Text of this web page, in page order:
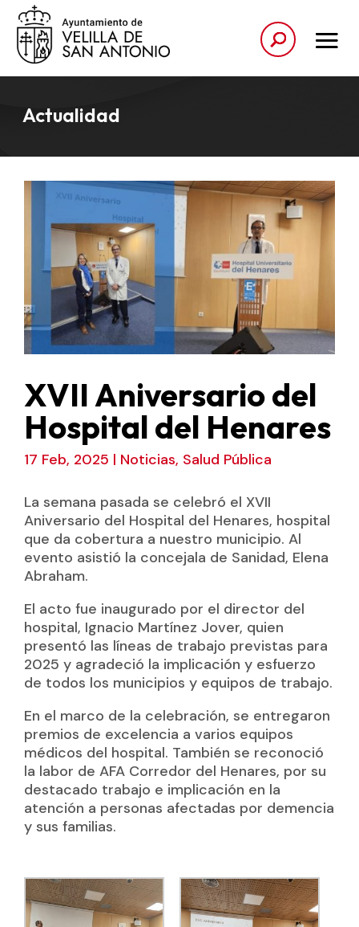
Actualidad
XVII Aniversario del
Hospital del Henares
17 Feb, 2025 | Noticias, Salud Pública
La semana pasada se celebró el XVII
Aniversario del Hospital del Henares, hospital
que da cobertura a nuestro municipio. Al
evento asistió la concejala de Sanidad, Elena
Abraham.
El acto fue inaugurado por el director del
hospital, Ignacio Martínez Jover, quien
presentó las líneas de trabajo previstas para
2025 y agradeció la implicación y esfuerzo
de todos los municipios y equipos de trabajo.
En el marco de la celebración, se entregaron
premios de excelencia a varios equipos
médicos del hospital. También se reconoció
la labor de AFA Corredor del Henares, por su
destacado trabajo e implicación en la
atención a personas afectadas por demencia
y sus familias.